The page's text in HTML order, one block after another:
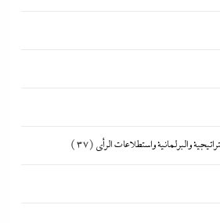
والبرلمانية واستطلاعات الرأى (37)